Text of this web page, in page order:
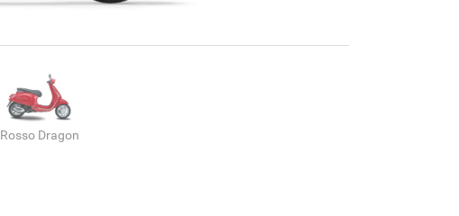
Rosso Dragon